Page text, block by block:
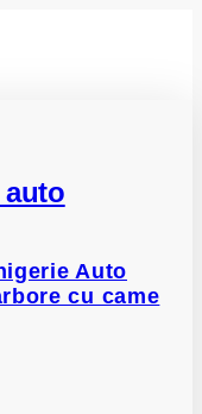
Auto
cu came